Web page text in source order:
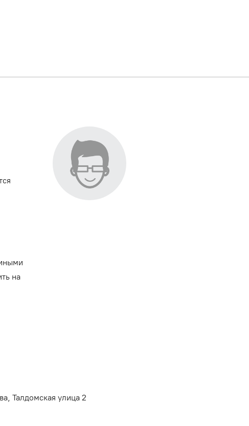
на
Талдомская улица 2